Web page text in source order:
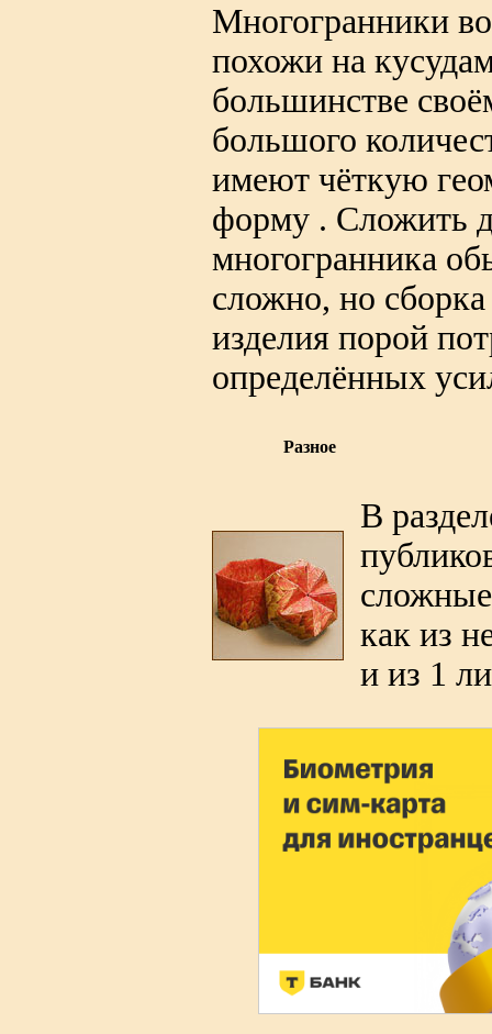
Многогранники
похожи на
большинстве
большого
имеют чёткую
форму . Сложить
многогранника
сложно, но сборка
изделия порой
определённых
Разное
В
как из
и из 1